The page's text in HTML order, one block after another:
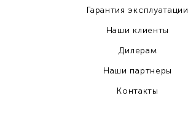
Гарантия эксплуатации
Наши клиенты
Дилерам
Наши партнеры
Контакты